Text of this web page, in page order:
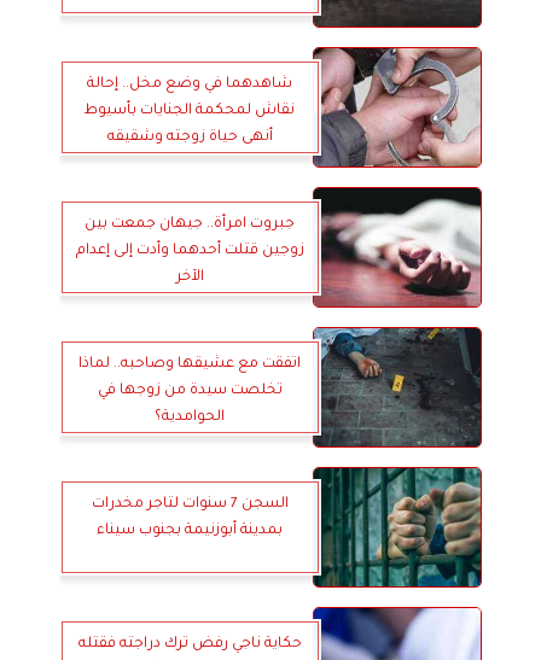
شاهدهما في وضع مخل.. إحالة
نقاش لمحكمة الجنايات بأسيوط
أنهى حياة زوجته وشقيقه
جبروت امرأة.. جيهان جمعت بين
زوجين قتلت أحدهما وأدت إلى إعدام
الآخر
اتفقت مع عشيقها وصاحبه.. لماذا
تخلصت سيدة من زوجها في
الحوامدية؟
السجن 7 سنوات لتاجر مخدرات
بمدينة أبوزنيمة بجنوب سيناء
حكاية ناجي رفض ترك دراجته فقتله